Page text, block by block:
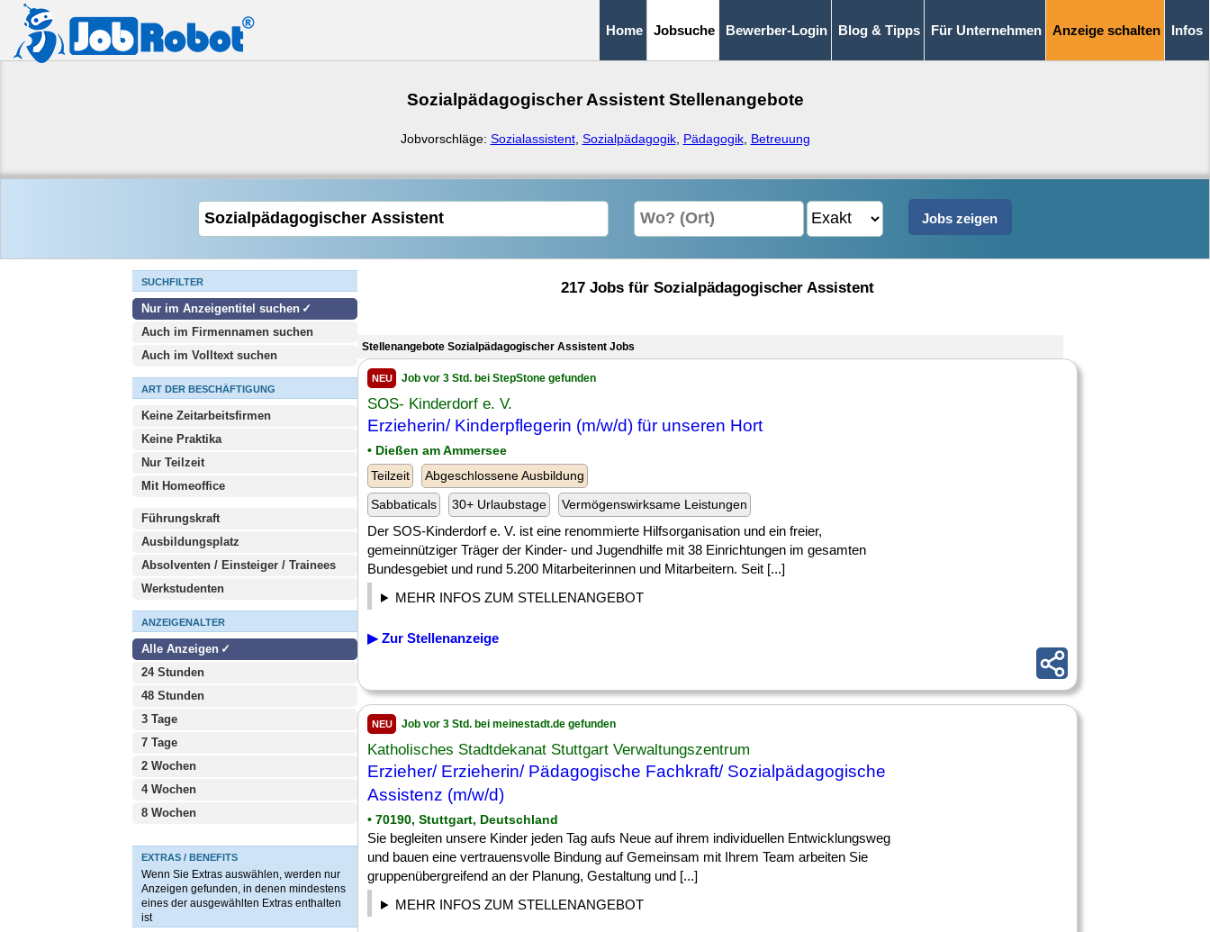
Home Jobsuche Bewerber-Login Blog & Tipps Für Unternehmen Anzeige schalten Infos
Sozialpädagogischer Assistent Stellenangebote
Jobvorschläge: Sozialassistent, Sozialpädagogik, Pädagogik, Betreuung
SUCHFILTER
Nur im Anzeigentitel suchen
Auch im Firmennamen suchen
Auch im Volltext suchen
ART DER BESCHÄFTIGUNG
Keine Zeitarbeitsfirmen
Keine Praktika
Nur Teilzeit
Mit Homeoffice
Führungskraft
Ausbildungsplatz
Absolventen / Einsteiger / Trainees
Werkstudenten
ANZEIGENALTER
Alle Anzeigen
24 Stunden
48 Stunden
3 Tage
7 Tage
2 Wochen
4 Wochen
8 Wochen
EXTRAS / BENEFITS
Wenn Sie Extras auswählen, werden nur
Anzeigen gefunden, in denen mindestens
eines der ausgewählten Extras enthalten
ist
217 Jobs für Sozialpädagogischer Assistent
Stellenangebote Sozialpädagogischer Assistent Jobs
NEU Job vor 3 Std. bei StepStone gefunden
SOS- Kinderdorf e. V.
Erzieherin/ Kinderpflegerin (m/w/d) für unseren Hort
• Dießen am Ammersee
Teilzeit
Abgeschlossene Ausbildung
Sabbaticals
30+ Urlaubstage Vermögenswirksame Leistungen
Der SOS-Kinderdorf e. V. ist eine renommierte Hilfsorganisation und ein freier,
gemeinnütziger Träger der Kinder- und Jugendhilfe mit 38 Einrichtungen im gesamten
Bundesgebiet und rund 5.200 Mitarbeiterinnen und Mitarbeitern. Seit [...]
MEHR INFOS ZUM STELLENANGEBOT
▶ Zur Stellenanzeige
NEU Job vor 3 Std. bei meinestadt.de gefunden
Katholisches Stadtdekanat Stuttgart Verwaltungszentrum
Erzieher/ Erzieherin/ Pädagogische Fachkraft/ Sozialpädagogische
Assistenz (m/w/d)
• 70190, Stuttgart, Deutschland
Sie begleiten unsere Kinder jeden Tag aufs Neue auf ihrem individuellen Entwicklungsweg
und bauen eine vertrauensvolle Bindung auf Gemeinsam mit Ihrem Team arbeiten Sie
gruppenübergreifend an der Planung, Gestaltung und [...]
MEHR INFOS ZUM STELLENANGEBOT